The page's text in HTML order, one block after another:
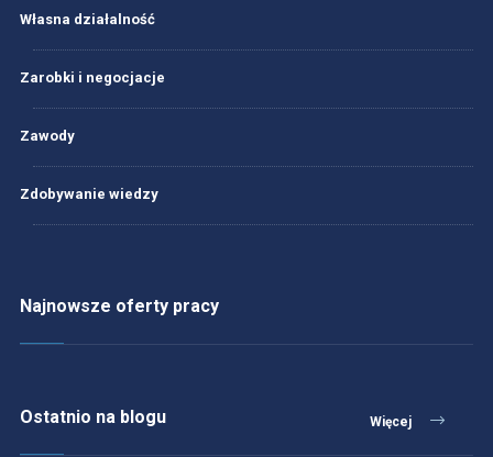
Własna działalność
Zarobki i negocjacje
Zawody
Zdobywanie wiedzy
Najnowsze oferty pracy
Ostatnio na blogu Więcej